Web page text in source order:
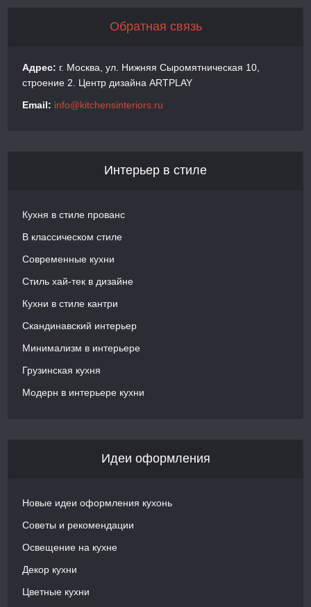
Обратная связь
Адрес: г. Москва, ул. Нижняя Сыромятническая 10,
строение 2. Центр дизайна ARTPLAY
Email: info@kitchensinteriors.ru
Интерьер в стиле
Кухня в стиле прованс
В классическом стиле
Современные кухни
Стиль хай-тек в дизайне
Кухни в стиле кантри
Скандинавский интерьер
Минимализм в интерьере
Грузинская кухня
Модерн в интерьере кухни
Идеи оформления
Новые идеи оформления кухонь
Советы и рекомендации
Освещение на кухне
Декор кухни
Цветные кухни